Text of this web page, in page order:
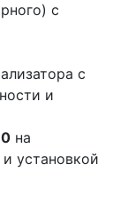
с
с
и
на
установкой